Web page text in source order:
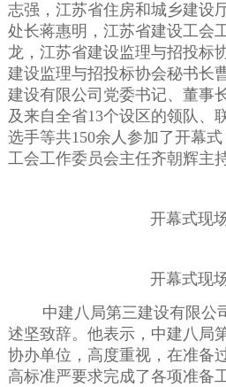
志强，江苏省住房和城乡建设
处长蒋惠明，江苏省建设工会
龙，江苏省建设监理与招投标
建设监理与招投标协会秘书长
建设有限公司党委书记、董事
及来自全省13个设区的领队、
选手等共150余人参加了开幕
工会工作委员会主任齐朝辉主持
开幕式现
开幕式现
中建八局第三建设有限公
述坚致辞。他表示，中建八局
协办单位，高度重视，在准备
高标准严要求完成了各项准备